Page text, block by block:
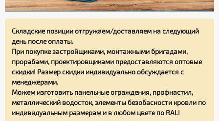
Складские позиции отгружаем/доставляем на следующий
день после оплаты.
При покупке застройщиками, монтажными бригадами,
прорабами, проектировщиками предоставляются оптовые
скидки! Размер скидки индивидуально обсуждается с
менеджерами.
Можем изготовить панельные ограждения, профнастил,
металлический водосток, элементы безобасности кровли по
индивидуальным размерам и в любом цвете по RAL!